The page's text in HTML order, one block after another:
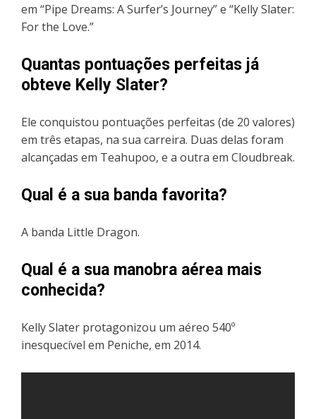
em “Pipe Dreams: A Surfer’s Journey” e “Kelly Slater:
For the Love.”
Quantas pontuações perfeitas já
obteve Kelly Slater?
Ele conquistou pontuações perfeitas (de 20 valores)
em três etapas, na sua carreira. Duas delas foram
alcançadas em Teahupoo, e a outra em Cloudbreak.
Qual é a sua banda favorita?
A banda Little Dragon.
Qual é a sua manobra aérea mais
conhecida?
Kelly Slater protagonizou um aéreo 540º
inesquecível em Peniche, em 2014.